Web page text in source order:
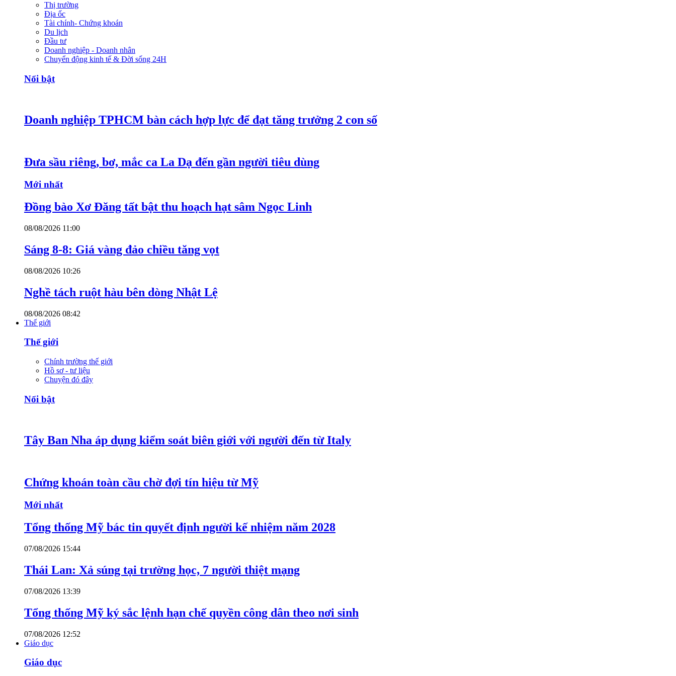
Thị trường
Địa ốc
Tài chính- Chứng khoán
Du lịch
Đầu tư
Doanh nghiệp - Doanh nhân
Chuyển động kinh tế & Đời sống 24H
Nổi bật
Doanh nghiệp TPHCM bàn cách hợp lực để đạt tăng trưởng 2 con số
Đưa sầu riêng, bơ, mắc ca La Dạ đến gần người tiêu dùng
Mới nhất
Đồng bào Xơ Đăng tất bật thu hoạch hạt sâm Ngọc Linh
08/08/2026 11:00
Sáng 8-8: Giá vàng đảo chiều tăng vọt
08/08/2026 10:26
Nghề tách ruột hàu bên dòng Nhật Lệ
08/08/2026 08:42
Thế giới
Thế giới
Chính trường thế giới
Hồ sơ - tư liệu
Chuyện đó đây
Nổi bật
Tây Ban Nha áp dụng kiểm soát biên giới với người đến từ Italy
Chứng khoán toàn cầu chờ đợi tín hiệu từ Mỹ
Mới nhất
Tổng thống Mỹ bác tin quyết định người kế nhiệm năm 2028
07/08/2026 15:44
Thái Lan: Xả súng tại trường học, 7 người thiệt mạng
07/08/2026 13:39
Tổng thống Mỹ ký sắc lệnh hạn chế quyền công dân theo nơi sinh
07/08/2026 12:52
Giáo dục
Giáo dục